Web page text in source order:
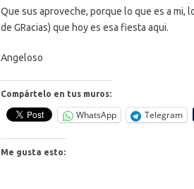
Que sus aproveche, porque lo que es a mi,
de GRacias) que hoy es esa fiesta aqui.
Angeloso
Compártelo en tus muros:
WhatsApp Telegram
Me gusta esto: